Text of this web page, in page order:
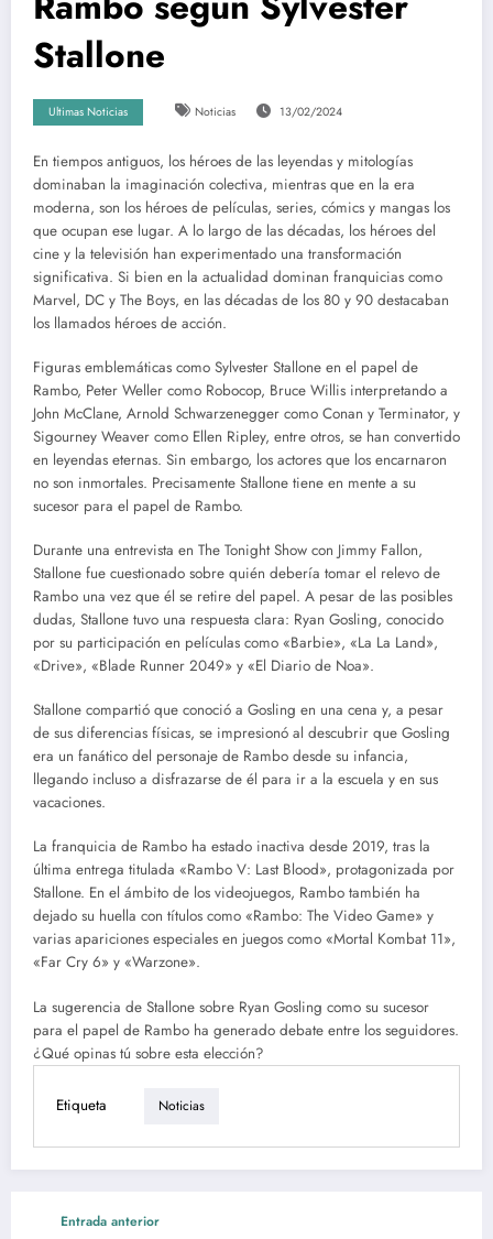
Stallone
Ultimas Noticias Noticias 13/02/2024
En tiempos antiguos, los héroes de las leyendas y mitologías
dominaban la imaginación colectiva, mientras que en la era
moderna, son los héroes de películas, series, cómics y mangas los
que ocupan ese lugar. A lo largo de las décadas, los héroes del
cine y la televisión han experimentado una transformación
significativa. Si bien en la actualidad dominan franquicias como
Marvel, DC y The Boys, en las décadas de los 80 y 90 destacaban
los llamados héroes de acción.
Figuras emblemáticas como Sylvester Stallone en el papel de
Rambo, Peter Weller como Robocop, Bruce Willis interpretando a
John McClane, Arnold Schwarzenegger como Conan y Terminator, y
Sigourney Weaver como Ellen Ripley, entre otros, se han convertido
en leyendas eternas. Sin embargo, los actores que los encarnaron
no son inmortales. Precisamente Stallone tiene en mente a su
sucesor para el papel de Rambo.
Durante una entrevista en The Tonight Show con Jimmy Fallon,
Stallone fue cuestionado sobre quién debería tomar el relevo de
Rambo una vez que él se retire del papel. A pesar de las posibles
dudas, Stallone tuvo una respuesta clara: Ryan Gosling, conocido
por su participación en películas como «Barbie», «La La Land»,
«Drive», «Blade Runner 2049» y «El Diario de Noa».
Stallone compartió que conoció a Gosling en una cena y, a pesar
de sus diferencias físicas, se impresionó al descubrir que Gosling
era un fanático del personaje de Rambo desde su infancia,
llegando incluso a disfrazarse de él para ir a la escuela y en sus
vacaciones.
La franquicia de Rambo ha estado inactiva desde 2019, tras la
última entrega titulada «Rambo V: Last Blood», protagonizada por
Stallone. En el ámbito de los videojuegos, Rambo también ha
dejado su huella con títulos como «Rambo: The Video Game» y
varias apariciones especiales en juegos como «Mortal Kombat 11»,
«Far Cry 6» y «Warzone».
La sugerencia de Stallone sobre Ryan Gosling como su sucesor
para el papel de Rambo ha generado debate entre los seguidores.
¿Qué opinas tú sobre esta elección?
Etiqueta Noticias
Entrada anterior